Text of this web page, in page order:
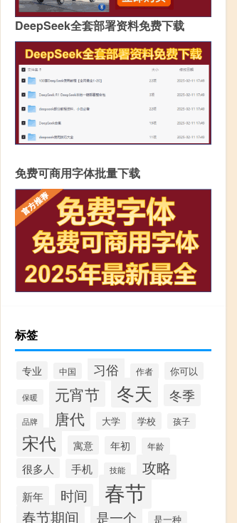
DeepSeek全套部署资料免费下载
免费可商用字体批量下载
标签
专业 中国 习俗 作者 你可以
保暖 元宵节 冬天 冬季
品牌 唐代 大学 学校 孩子
宋代 寓意 年初 年龄
很多人 手机 技能 攻略
新年 时间 春节
春节期间 是一个 是一种